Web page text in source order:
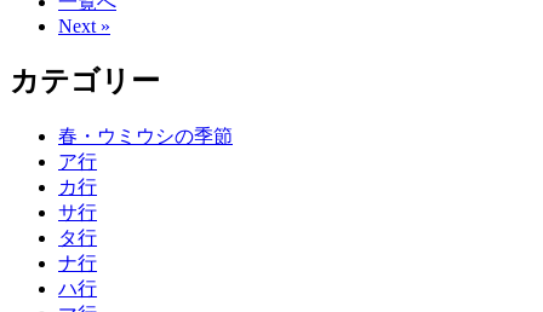
Next »
カテゴリー
春・ウミウシの季節
ア行
カ行
サ行
タ行
ナ行
ハ行